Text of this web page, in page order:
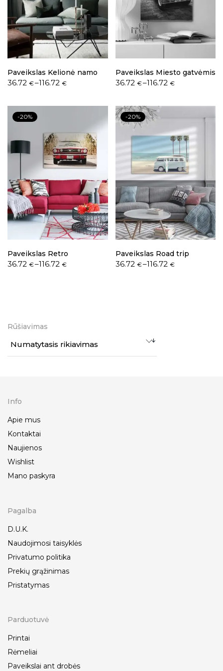
Paveikslas Kelionė namo
36.72 €–116.72€
Paveikslas Miesto gatvėmis
36.72 €–116.72 €
-20%
Paveikslas Retro
36.72 €–116.72€
-20%
Paveikslas Road trip
36.72 €–116.72 €
Rūšiavimas
Numatytasis rikiavimas
Info
Apie mus
Kontaktai
Naujienos
Wishlist
Mano paskyra
Pagalba
D.U.K.
Naudojimosi taisyklės
Privatumo politika
Prekių grąžinimas
Pristatymas
Parduotuvė
Printai
Rėmeliai
Paveikslai ant drobės